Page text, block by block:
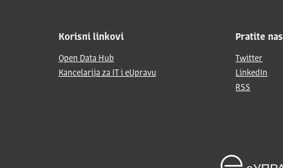
Korisni linkovi
Open Data Hub
Kancelarija za IT i eUpravu
Pratite nas
Twitter
LinkedIn
RSS